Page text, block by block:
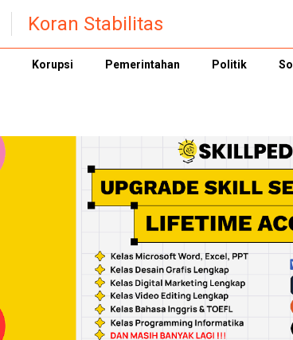
Koran Stabilitas
Korupsi Pemerintahan Politik